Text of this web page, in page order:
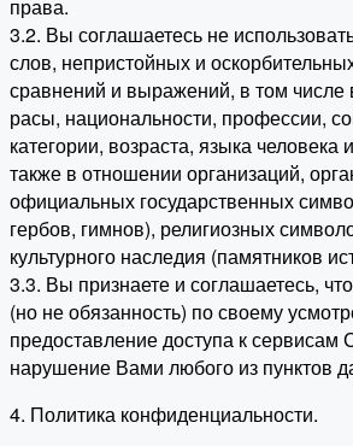
права.
3.2. Вы соглашаетесь не
слов, непристойных и
сравнений и выражений, в том числе
расы, национальности, профессии,
категории, возраста, языка человека
также в отношении организаций,
официальных государственных
гербов, гимнов), религиозных
культурного наследия (памятников
3.3. Вы признаете и соглашаетесь,
(но не обязанность) по своему
предоставление доступа к сервисам
нарушение Вами любого из пунктов
4. Политика конфиденциальности.